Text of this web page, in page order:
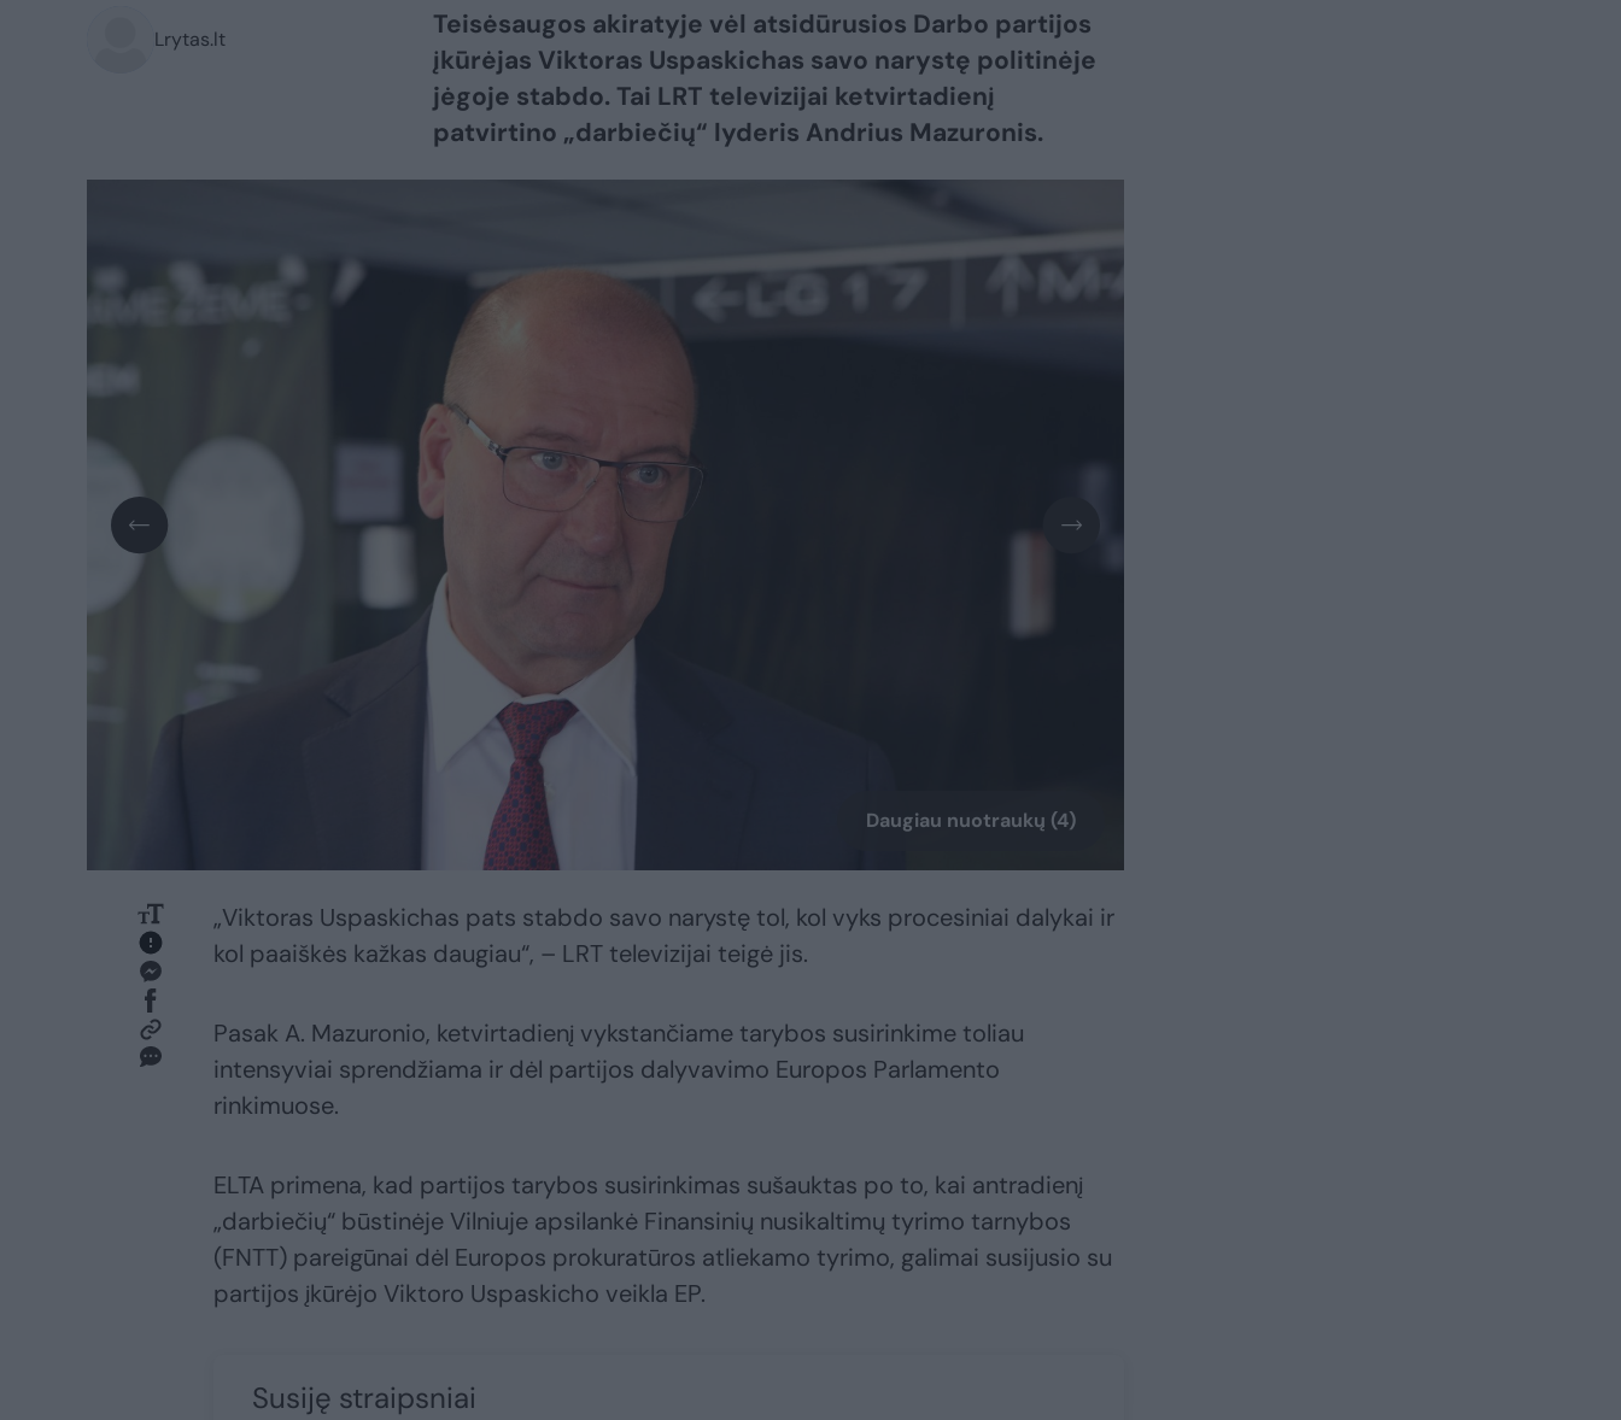
Lrytas.lt
Teisėsaugos akiratyje vėl atsidūrusios Darbo partijos
įkūrėjas Viktoras Uspaskichas savo narystę politinėje
jėgoje stabdo. Tai LRT televizijai ketvirtadienį
patvirtino „darbiečių“ lyderis Andrius Mazuronis.
Daugiau nuotraukų (4)
„Viktoras Uspaskichas pats stabdo savo narystę tol, kol vyks procesiniai dalykai ir
kol paaiškės kažkas daugiau“, – LRT televizijai teigė jis.
Pasak A. Mazuronio, ketvirtadienį vykstančiame tarybos susirinkime toliau
intensyviai sprendžiama ir dėl partijos dalyvavimo Europos Parlamento
rinkimuose.
ELTA primena, kad partijos tarybos susirinkimas sušauktas po to, kai antradienį
„darbiečių“ būstinėje Vilniuje apsilankė Finansinių nusikaltimų tyrimo tarnybos
(FNTT) pareigūnai dėl Europos prokuratūros atliekamo tyrimo, galimai susijusio su
partijos įkūrėjo Viktoro Uspaskicho veikla EP.
Susiję straipsniai